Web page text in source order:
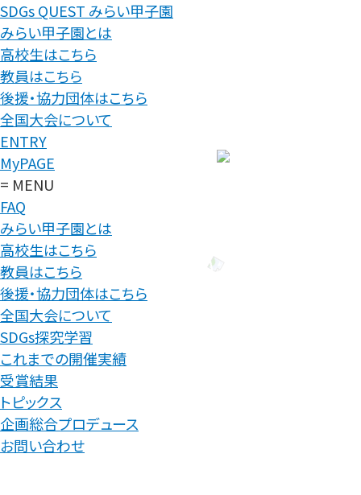
SDGs QUEST みらい甲子園
みらい甲子園とは
高校生はこちら
教員はこちら
後援・協力団体はこちら
全国大会について
ENTRY
MyPAGE
= MENU
FAQ
みらい甲子園とは
高校生はこちら
教員はこちら
後援・協力団体はこちら
全国大会について
SDGs探究学習
これまでの開催実績
受賞結果
トピックス
企画総合プロデュース
お問い合わせ